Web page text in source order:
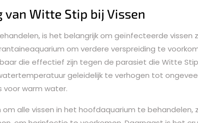
van Witte Stip bij Vissen
is het belangrijk om geïnfecteerde vissen
om verdere verspreiding te
die effectief zijn tegen de parasiet die Witte
geleidelijk te verhogen tot
voor warm water.
alle vissen in het hoofdaquarium te behandelen,